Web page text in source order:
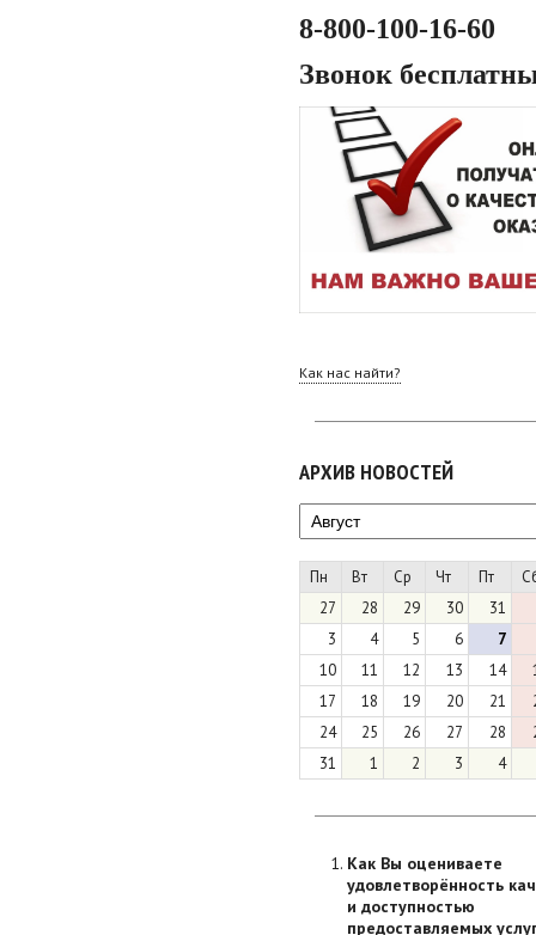
8-800-100-16-60
Звонок
Как нас найти?
АРХИВ НОВОСТЕЙ
Пн Вт Ср Чт Пт
27
28 29 30
31
3
4 5 6
7
10
11 12 13 14
17
18 19 20 21
24
25 26 27 28
31
1 2 3 4
Как Вы оцениваете
удовлетворённость
и доступностью
предоставляемых